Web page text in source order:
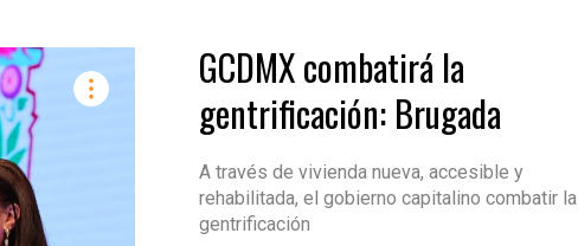
GCDMX combatirá la
gentrificación: Brugada
A través de vivienda nueva, accesible y
rehabilitada, el gobierno capitalino combatir la
gentrificación